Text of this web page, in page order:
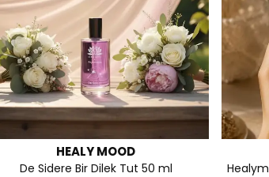
HEALY MOOD
De Sidere Bir Dilek Tut 50 ml